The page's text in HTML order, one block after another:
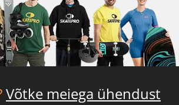
Võtke meiega ühendust